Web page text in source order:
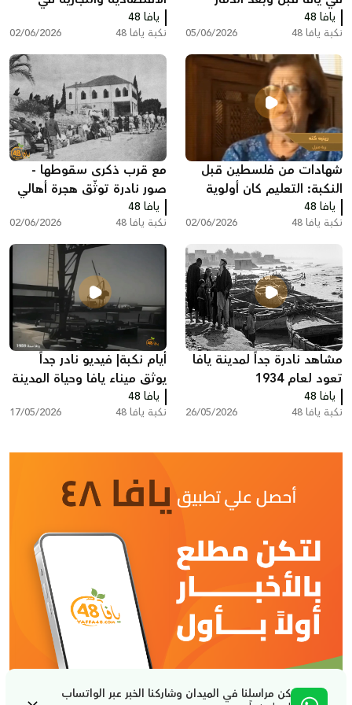
كن مراسلنا في الميدان وشاركنا الخبر عبر الواتساب
يافا 48
نكبة يافا 48 05/06/2026
فلسطين قبل النكبة
يافا 48
نكبة يافا 48 02/06/2026
شهادات من فلسطين قبل
النكبة: التعليم كان أولوية
لدى العديد من العائلات
يافا 48
نكبة يافا 48 02/06/2026
مع قرب ذكرى سقوطها -
صور نادرة توثّق هجرة أهالي
اللد والرملة
يافا 48
نكبة يافا 48 02/06/2026
مشاهد نادرة جداً لمدينة يافا
تعود لعام 1934
يافا 48
نكبة يافا 48 26/05/2026
أيام نكبة| فيديو نادر جداً
يوثق ميناء يافا وحياة المدينة
عام 1959
يافا 48
نكبة يافا 48 17/05/2026